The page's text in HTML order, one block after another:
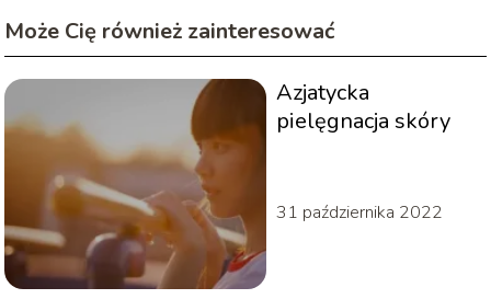
Może Cię również zainteresować
Azjatycka
pielęgnacja skóry
31 października 2022